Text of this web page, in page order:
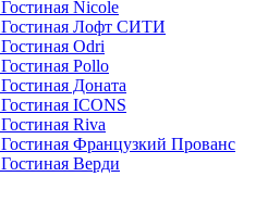
Гостиная Nicole
Гостиная Лофт СИТИ
Гостиная Odri
Гостиная Pollo
Гостиная Доната
Гостиная ICONS
Гостиная Riva
Гостиная Французкий Прованс
Гостиная Верди